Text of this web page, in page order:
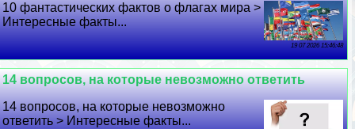
10 фантастических фактов о флагах мира >
Интересные факты...
19 07 2026 15:46:48
14 вопросов, на которые невозможно ответить
14 вопросов, на которые невозможно
ответить > Интересные факты...